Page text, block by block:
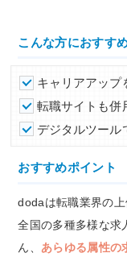
こんな方におすす
キャリアアップ
転職サイトも併
デジタルツール
おすすめポイント
dodaは転職業界の上
全国の多種多様な求
ん、 あらゆる属性の